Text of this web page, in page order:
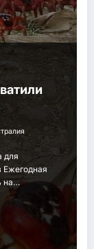
для
Ежегодная
на…